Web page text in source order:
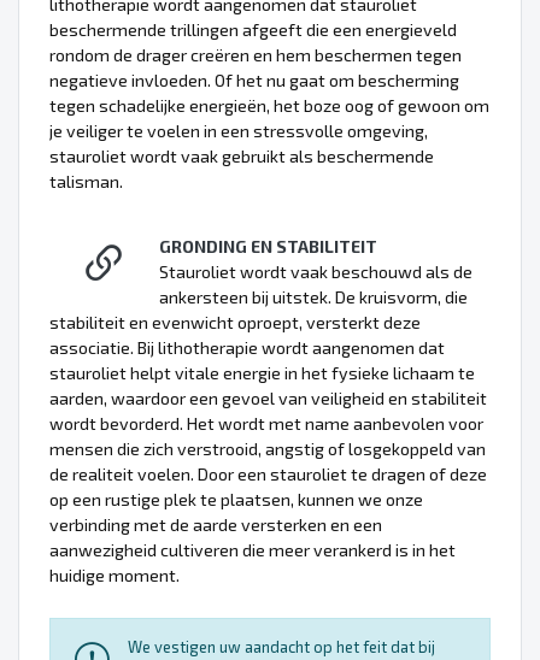
lithotherapie wordt aangenomen dat stauroliet
beschermende trillingen afgeeft die een energieveld
rondom de drager creëren en hem beschermen tegen
negatieve invloeden. Of het nu gaat om bescherming
tegen schadelijke energieën, het boze oog of gewoon om
je veiliger te voelen in een stressvolle omgeving,
stauroliet wordt vaak gebruikt als beschermende
talisman.
GRONDING EN STABILITEIT
Stauroliet wordt vaak beschouwd als de
ankersteen bij uitstek. De kruisvorm, die
stabiliteit en evenwicht oproept, versterkt deze
associatie. Bij lithotherapie wordt aangenomen dat
stauroliet helpt vitale energie in het fysieke lichaam te
aarden, waardoor een gevoel van veiligheid en stabiliteit
wordt bevorderd. Het wordt met name aanbevolen voor
mensen die zich verstrooid, angstig of losgekoppeld van
de realiteit voelen. Door een stauroliet te dragen of deze
op een rustige plek te plaatsen, kunnen we onze
verbinding met de aarde versterken en een
aanwezigheid cultiveren die meer verankerd is in het
huidige moment.
We vestigen uw aandacht op het feit dat bij